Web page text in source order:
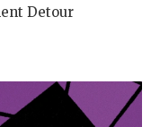
Detour